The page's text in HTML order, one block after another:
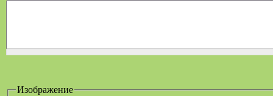
Изображение